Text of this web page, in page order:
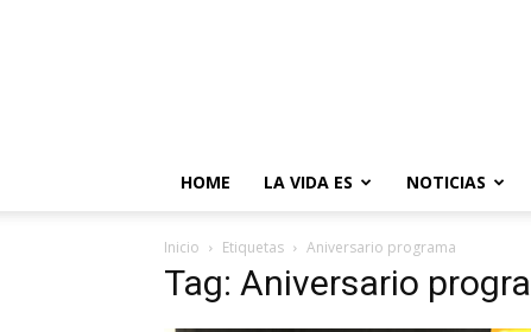
HOME LA VIDA ES NOTICIAS
Inicio Etiquetas Aniversario programa
Tag: Aniversario